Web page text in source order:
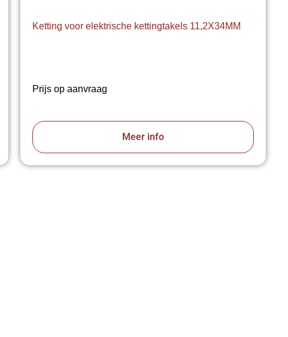
Ketting voor elektrische kettingtakels 11,2X34MM
Prijs op aanvraag
Meer info